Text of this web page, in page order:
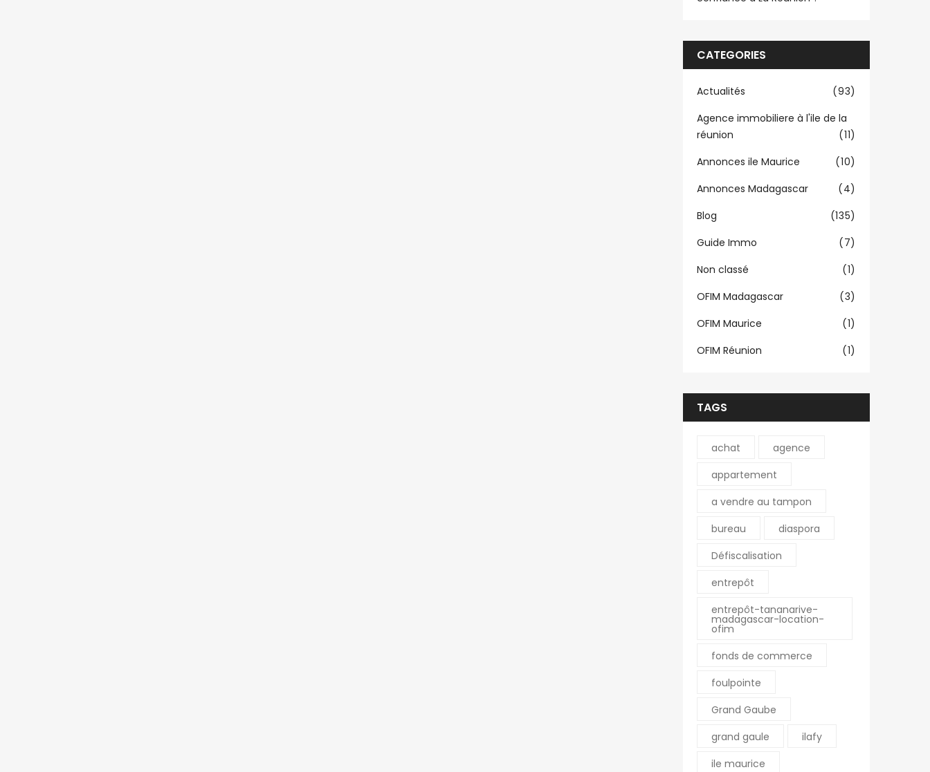
CATEGORIES
Actualités
(93)
Agence immobiliere à l'ile de la
réunion
(11)
Annonces ile Maurice
(10)
Annonces Madagascar
(4)
Blog
(135)
Guide Immo
(7)
Non classé
(1)
OFIM Madagascar
(3)
OFIM Maurice
(1)
OFIM Réunion
(1)
TAGS
achat
agence
appartement
a vendre au tampon
bureau
diaspora
Défiscalisation
entrepôt
entrepôt-tananarive-
madagascar-location-
ofim
fonds de commerce
foulpointe
Grand Gaube
grand gaule
ilafy
ile maurice